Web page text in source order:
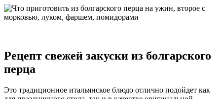
Рецепт свежей закуски из болгарского
перца
Это традиционное итальянское блюдо отлично подойдет как